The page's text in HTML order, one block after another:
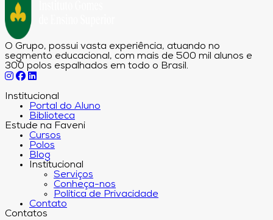
O Grupo, possui vasta experiência, atuando no
segmento educacional, com mais de 500 mil alunos e
300 polos espalhados em todo o Brasil.
Institucional
Portal do Aluno
Biblioteca
Estude na Faveni
Cursos
Polos
Blog
Institucional
Serviços
Conheça-nos
Política de Privacidade
Contato
Contatos